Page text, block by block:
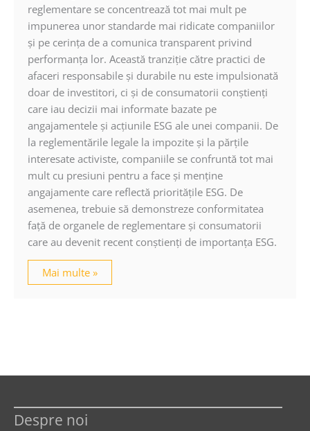
reglementare se concentrează tot mai mult pe
impunerea unor standarde mai ridicate companiilor
şi pe cerinţa de a comunica transparent privind
performanţa lor. Această tranziţie către practici de
afaceri responsabile şi durabile nu este impulsionată
doar de investitori, ci şi de consumatorii conştienţi
care iau decizii mai informate bazate pe
angajamentele şi acţiunile ESG ale unei companii. De
la reglementările legale la impozite şi la părţile
interesate activiste, companiile se confruntă tot mai
mult cu presiuni pentru a face şi menţine
angajamente care reflectă priorităţile ESG. De
asemenea, trebuie să demonstreze conformitatea
faţă de organele de reglementare şi consumatorii
care au devenit recent conştienţi de importanţa ESG.
Mai multe »
Despre noi